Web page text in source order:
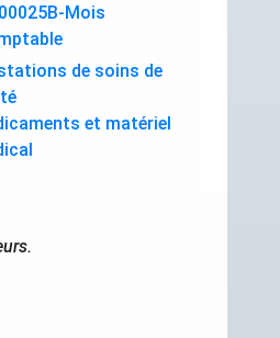
Mois
de soins de
et matériel